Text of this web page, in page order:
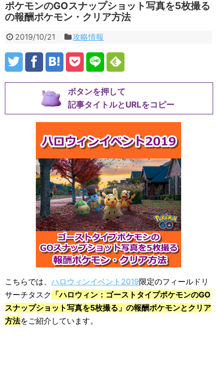
ポケモンのGOスナップショット写真を5枚撮る
の報酬ポケモン・クリア方法
2019/10/21 攻略情報
ボタンを押して
記事タイトルとURLをコピー
こちらでは、 ハロウィンイベント2019限定のフィールドリ
サーチタスク 「ハロウィン：ゴーストタイプポケモンのGO
スナップショット写真を5枚撮る」の報酬ポケモンとクリア
方法をご紹介しています。